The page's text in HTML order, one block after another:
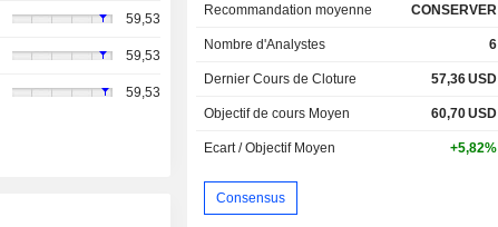
59,53
59,53
59,53
Recommandation moyenne CONSERVER
Nombre d'Analystes 6
Dernier Cours de Cloture 57,36USD
Objectif de cours Moyen 60,70USD
Ecart / Objectif Moyen +5,82%
Consensus